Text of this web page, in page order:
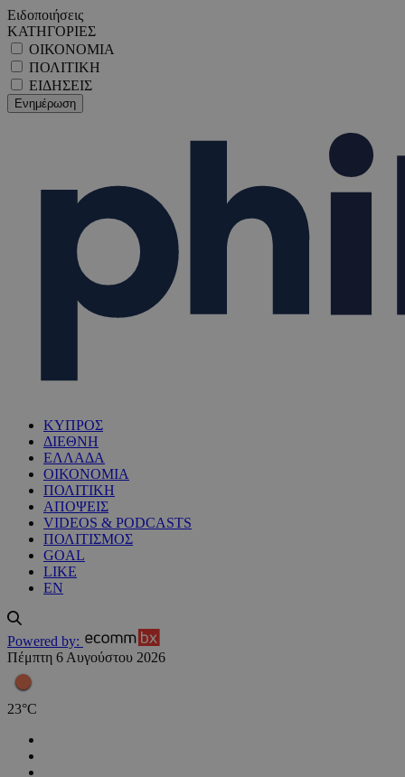
Ειδοποιήσεις
ΚΑΤΗΓΟΡΙΕΣ
ΟΙΚΟΝΟΜΙΑ
ΠΟΛΙΤΙΚΗ
ΕΙΔΗΣΕΙΣ
ΚΥΠΡΟΣ
ΔΙΕΘΝΗ
ΕΛΛΑΔΑ
ΟΙΚΟΝΟΜΙΑ
ΠΟΛΙΤΙΚΗ
ΑΠΟΨΕΙΣ
VIDEOS & PODCASTS
ΠΟΛΙΤΙΣΜΟΣ
GOAL
LIKE
EN
Powered by:
Πέμπτη 6 Αυγούστου 2026
23°C